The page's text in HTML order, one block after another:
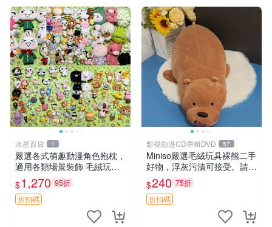
水星百貨 1
嚴選各式萌趣動漫角色抱枕，
適用各類場景裝飾 毛絨玩
具、卡通抱枕、趣味玩偶
$1,270 95折
折扣碼
影視動漫CD專輯DVD 57
Miniso嚴選毛絨玩具裸熊二手
好物，浮灰污漬可接受。請詳
閱照片再下單，售出不退不
換。全新品相收藏推薦。 裸
熊 毛絨玩具 收藏
$240 75折
折扣碼